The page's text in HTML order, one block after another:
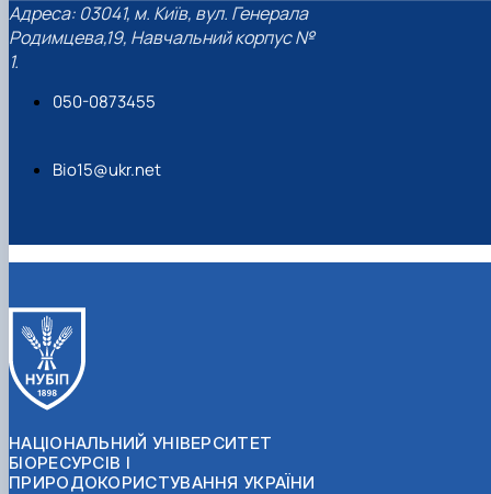
Адреса: 03041, м. Київ, вул. Генерала
Родимцева,19, Навчальний корпус №
1.
050-0873455
Bio15@ukr.net
НАЦІОНАЛЬНИЙ УНІВЕРСИТЕТ
БІОРЕСУРСІВ І
ПРИРОДОКОРИСТУВАННЯ УКРАЇНИ